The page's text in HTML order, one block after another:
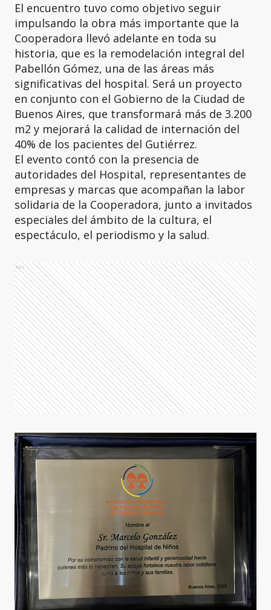
El encuentro tuvo como objetivo seguir
impulsando la obra más importante que la
Cooperadora llevó adelante en toda su
historia, que es la remodelación integral del
Pabellón Gómez, una de las áreas más
significativas del hospital. Será un proyecto
en conjunto con el Gobierno de la Ciudad de
Buenos Aires, que transformará más de 3.200
m2 y mejorará la calidad de internación del
40% de los pacientes del Gutiérrez.
El evento contó con la presencia de
autoridades del Hospital, representantes de
empresas y marcas que acompañan la labor
solidaria de la Cooperadora, junto a invitados
especiales del ámbito de la cultura, el
espectáculo, el periodismo y la salud.
Ads